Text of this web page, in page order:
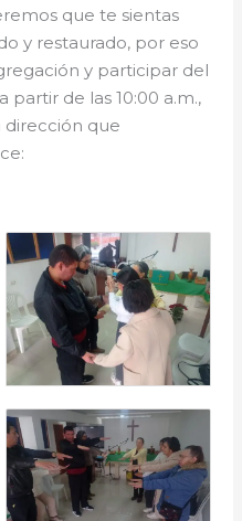
que te sientas
y restaurado, por eso
y participar del
partir de las 10:00 a.m.,
dirección que